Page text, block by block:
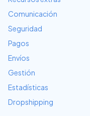
Comunicación
Seguridad
Pagos
Envíos
Gestión
Estadísticas
Dropshipping